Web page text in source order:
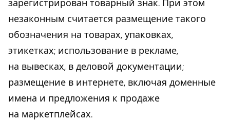
зарегистрирован товарный знак. При этом
незаконным считается размещение такого
обозначения на товарах, упаковках,
этикетках; использование в рекламе,
на вывесках, в деловой документации;
размещение в интернете, включая доменные
имена и предложения к продаже
на маркетплейсах.